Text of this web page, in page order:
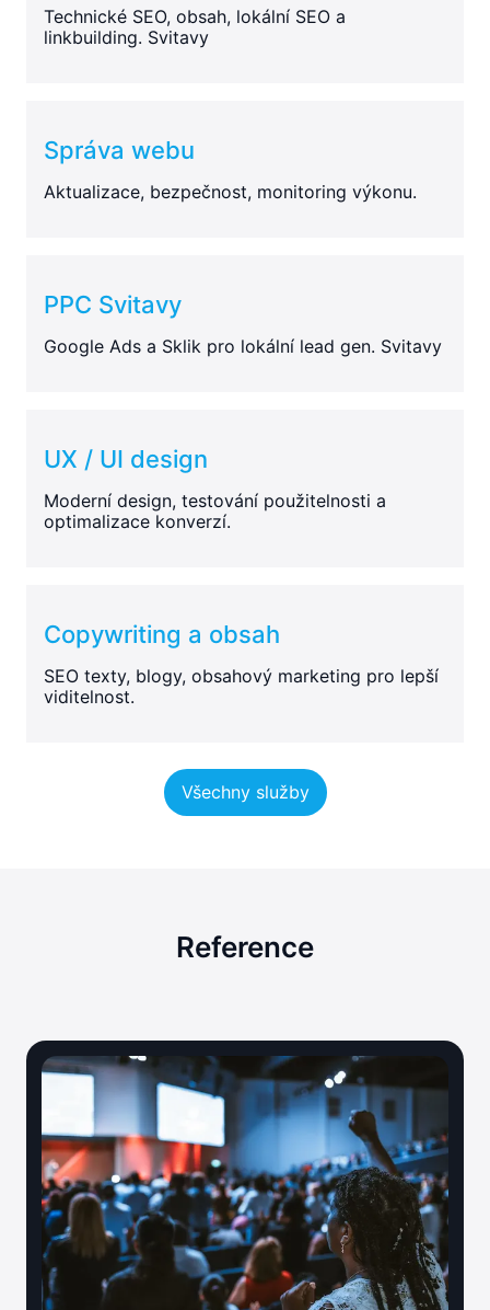
Technické SEO, obsah, lokální SEO a
linkbuilding. Svitavy
Správa webu
Aktualizace, bezpečnost, monitoring výkonu.
PPC Svitavy
Google Ads a Sklik pro lokální lead gen. Svitavy
UX / UI design
Moderní design, testování použitelnosti a
optimalizace konverzí.
Copywriting a obsah
SEO texty, blogy, obsahový marketing pro lepší
viditelnost.
Všechny služby
Reference